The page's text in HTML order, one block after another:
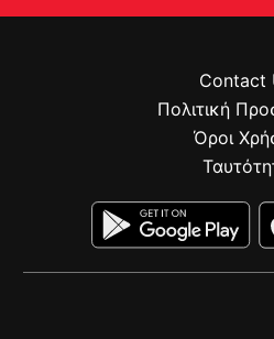
Contact
Πολιτική
Όροι